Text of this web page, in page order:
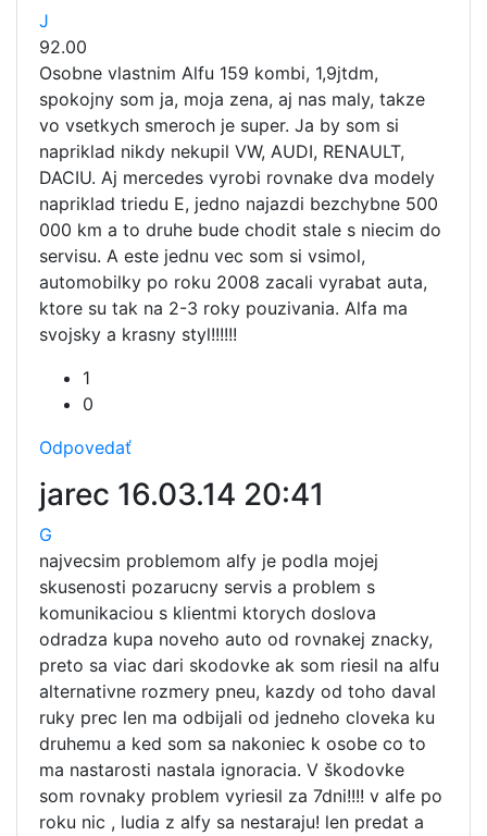
J
92.00
Osobne vlastnim Alfu 159 kombi, 1,9jtdm,
spokojny som ja, moja zena, aj nas maly, takze
vo vsetkych smeroch je super. Ja by som si
napriklad nikdy nekupil VW, AUDI, RENAULT,
DACIU. Aj mercedes vyrobi rovnake dva modely
napriklad triedu E, jedno najazdi bezchybne 500
000 km a to druhe bude chodit stale s niecim do
servisu. A este jednu vec som si vsimol,
automobilky po roku 2008 zacali vyrabat auta,
ktore su tak na 2-3 roky pouzivania. Alfa ma
svojsky a krasny styl!!!!!!
1
0
Odpovedať
jarec 16.03.14 20:41
G
najvecsim problemom alfy je podla mojej
skusenosti pozarucny servis a problem s
komunikaciou s klientmi ktorych doslova
odradza kupa noveho auto od rovnakej znacky,
preto sa viac dari skodovke ak som riesil na alfu
alternativne rozmery pneu, kazdy od toho daval
ruky prec len ma odbijali od jedneho cloveka ku
druhemu a ked som sa nakoniec k osobe co to
ma nastarosti nastala ignoracia. V škodovke
som rovnaky problem vyriesil za 7dni!!!! v alfe po
roku nic , ludia z alfy sa nestaraju! len predat a